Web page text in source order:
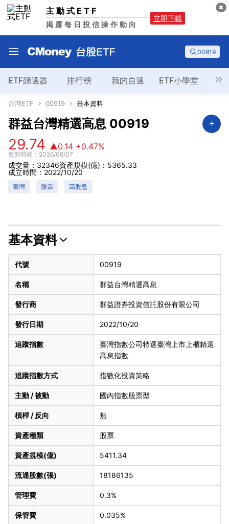
主動式ETF
揭露每日投信操作動向
立即下載
00919
ETF篩選器 排行榜 我的自選 ETF小學堂
台灣ETF 00919 基本資料
群益台灣精選高息 00919
29.74 ▲0.14 +0.47%
更新時間：2026/08/07
成交量：32346資產規模(億)：5365.33
成立時間：2022/10/20
臺灣 股票 高股息
基本資料
代號 00919
名稱 群益台灣精選高息
發行商 群益證券投資信託股份有限公司
發行日期 2022/10/20
追蹤指數
臺灣指數公司特選臺灣上市上櫃精選
高息指數
追蹤指數方式 指數化投資策略
主動 / 被動 國內指數股票型
槓桿 / 反向 無
資產種類 股票
資產規模(億) 5411.34
流通股數(張) 18186135
管理費 0.3%
保管費 0.035%